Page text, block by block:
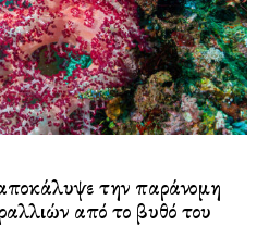
την παράνομη
από το βυθό του